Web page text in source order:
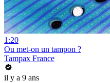
1:20
Ou met-on un tampon ?
Tampax France
il y a 9 ans